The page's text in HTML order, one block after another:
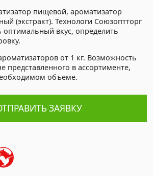
пищевой, ароматизатор
(экстракт). Технологи Союзоптторг
оптимальный вкус, определить
от 1 кг. Возможность
представленного в ассортименте,
объеме.
ЗАЯВКУ